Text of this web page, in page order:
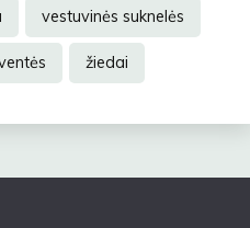
vestuvinės suknelės
žiedai